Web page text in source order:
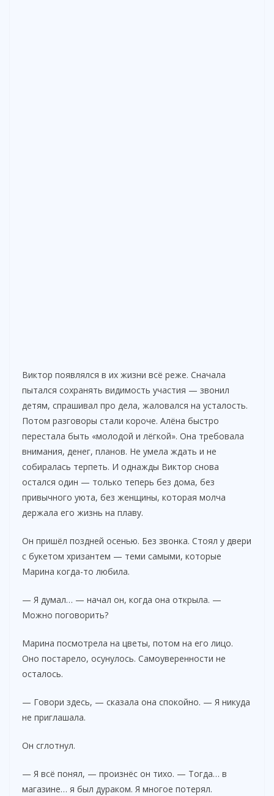
Виктор появлялся в их жизни всё реже. Сначала
пытался сохранять видимость участия — звонил
детям, спрашивал про дела, жаловался на усталость.
Потом разговоры стали короче. Алёна быстро
перестала быть «молодой и лёгкой». Она требовала
внимания, денег, планов. Не умела ждать и не
собиралась терпеть. И однажды Виктор снова
остался один — только теперь без дома, без
привычного уюта, без женщины, которая молча
держала его жизнь на плаву.
Он пришёл поздней осенью. Без звонка. Стоял у двери
с букетом хризантем — теми самыми, которые
Марина когда-то любила.
— Я думал… — начал он, когда она открыла. —
Можно поговорить?
Марина посмотрела на цветы, потом на его лицо.
Оно постарело, осунулось. Самоуверенности не
осталось.
— Говори здесь, — сказала она спокойно. — Я никуда
не приглашала.
Он сглотнул.
— Я всё понял, — произнёс он тихо. — Тогда… в
магазине… я был дураком. Я многое потерял.